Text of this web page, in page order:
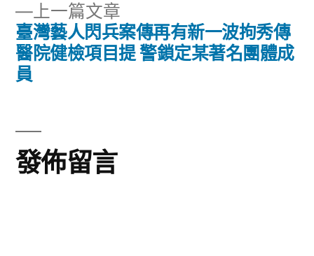
導
覽
上一篇文章
一
篇
臺灣藝人閃兵案傳再有新一波拘秀傳
醫院健檢項目提 警鎖定某著名團體成
員
發佈留言